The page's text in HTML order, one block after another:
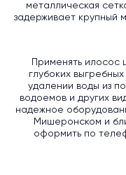
металлическая
задерживает крупный
Применять
глубоких
удалении воды из
водоемов и других
надежное
Мишеронском и
оформить по